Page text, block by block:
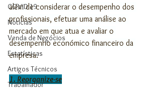
COVID 19
Noticias
Venda de Negócios
Estatísticas
Artigos Técnicos
Trabalhador
além de considerar o desempenho dos
profissionais, efetuar uma análise ao
mercado em que atua e avaliar o
desempenho económico financeiro da
empresa.
1. Reorganize-se